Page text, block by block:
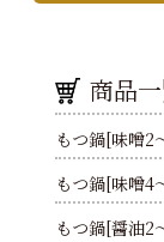
商品
もつ鍋[味噌2
もつ鍋[味噌4
もつ鍋[醤油2